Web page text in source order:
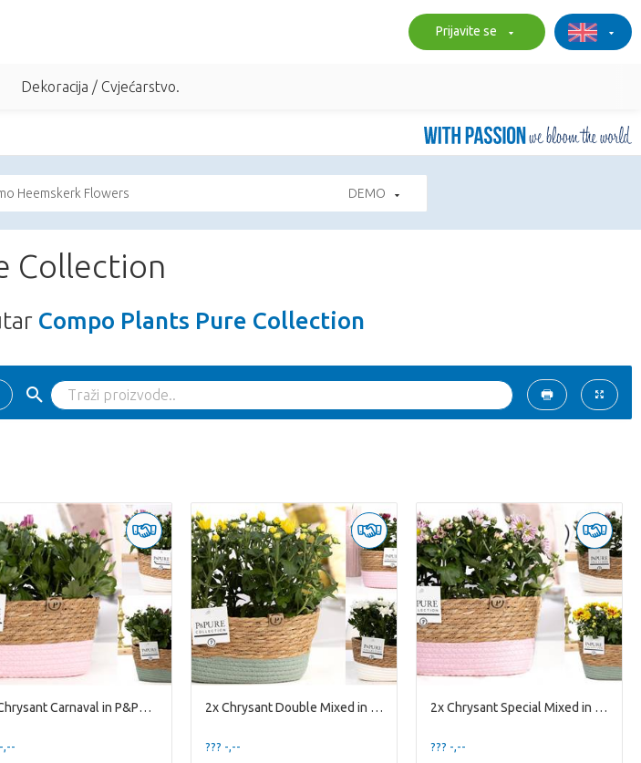
Prijavite se
Dekoracija / Cvjećarstvo.
Heemskerk Flowers DEMO
Collection
Compo Plants Pure Collection
2x Chrysant Carnaval in P&PURE Fieldbasket 3 assor
,--
2x Chrysant Double Mixed in P&PURE Fieldbasket 3 Mixed
??? -,--
2x Chrysant Special Mixed in P&PURE Fieldbasket 3 as
??? -,--